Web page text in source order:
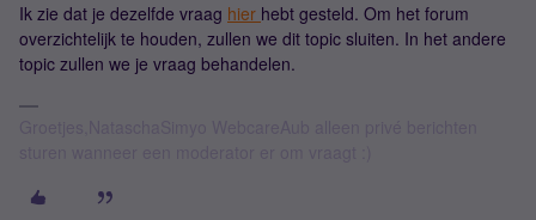
Ik zie dat je dezelfde vraag hier hebt gesteld. Om het forum
overzichtelijk te houden, zullen we dit topic sluiten. In het andere
topic zullen we je vraag behandelen.